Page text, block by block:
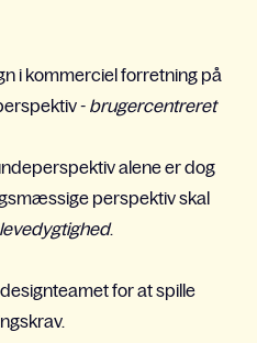
i kommerciel forretning på
- brugercentreret
alene er dog
perspektiv skal
levedygtighed.
for at spille